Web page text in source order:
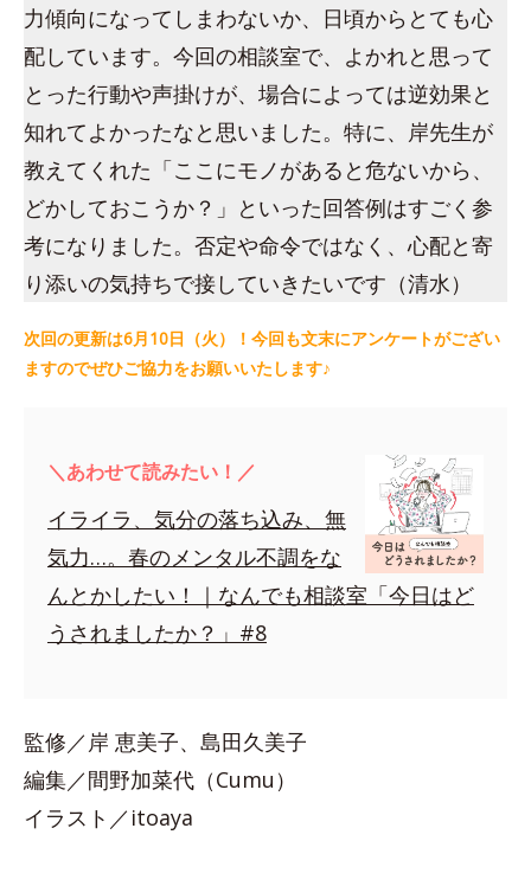
力傾向になってしまわないか、日頃からとても心
配しています。今回の相談室で、よかれと思って
とった行動や声掛けが、場合によっては逆効果と
知れてよかったなと思いました。特に、岸先生が
教えてくれた「ここにモノがあると危ないから、
どかしておこうか？」といった回答例はすごく参
考になりました。否定や命令ではなく、心配と寄
り添いの気持ちで接していきたいです（清水）
次回の更新は6月10日（火）！今回も文末にアンケートがござい
ますのでぜひご協力をお願いいたします♪
＼あわせて読みたい！／
イライラ、気分の落ち込み、無
気力…。春のメンタル不調をな
んとかしたい！｜なんでも相談室「今日はど
うされましたか？」#8
監修／岸 恵美子、島田久美子
編集／間野加菜代（Cumu）
イラスト／itoaya